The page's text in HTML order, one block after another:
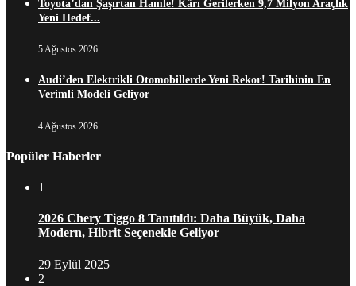
Toyota’dan Şaşırtan Hamle! Kârı Gerilerken 9,7 Milyon Araçlık
Yeni Hedef...
5 Ağustos 2026
Audi’den Elektrikli Otomobillerde Yeni Rekor! Tarihinin En
Verimli Modeli Geliyor
4 Ağustos 2026
Popüler Haberler
1
2026 Chery Tiggo 8 Tanıtıldı: Daha Büyük, Daha
Modern, Hibrit Seçenekle Geliyor
29 Eylül 2025
2